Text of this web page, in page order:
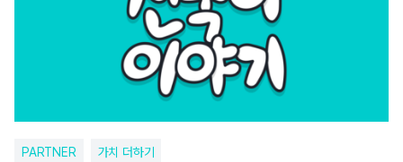
PARTNER 가치 더하기